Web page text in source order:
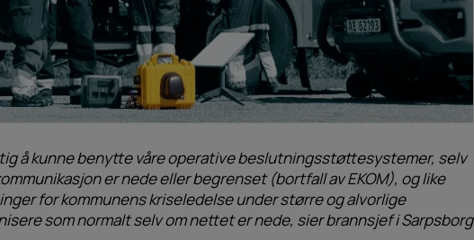
å kunne benytte våre operative beslutningsstøttesystemer, selv
er nede eller begrenset (bortfall av EKOM), og like
for kommunens kriseledelse under større og alvorlige
som normalt selv om nettet er nede, sier brannsjef i Sarpsborg